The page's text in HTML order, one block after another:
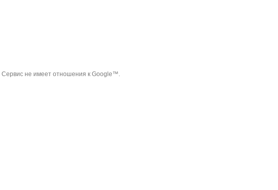
| Сервис не имеет отношения к Google™.